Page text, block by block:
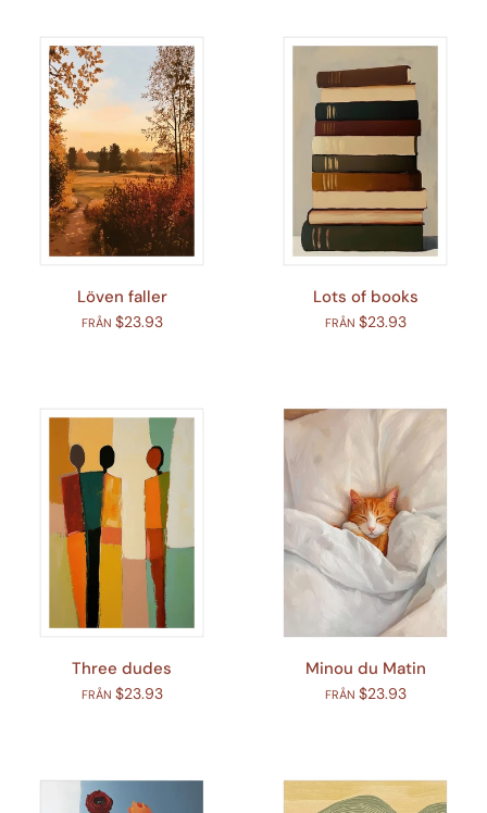
Löven faller
FRÅN $23.93
Lots of books
FRÅN $23.93
Three dudes
FRÅN $23.93
Minou du Matin
FRÅN $23.93